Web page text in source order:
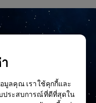
มูลคุณ เราใช้คุกกี้และ
ประสบการณ์ที่ดีที่สุดใน